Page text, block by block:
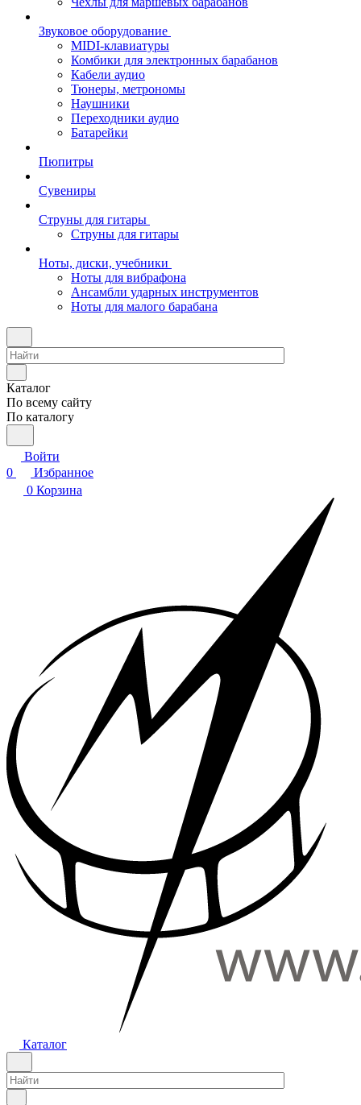
Звуковое оборудование
MIDI-клавиатуры
Комбики для электронных барабанов
Кабели аудио
Тюнеры, метрономы
Наушники
Переходники аудио
Батарейки
Пюпитры
Сувениры
Струны для гитары
Струны для гитары
Ноты, диски, учебники
Ноты для вибрафона
Ансамбли ударных инструментов
Ноты для малого барабана
Каталог
По всему сайту
По каталогу
Войти
0
Избранное
0 Корзина
Каталог